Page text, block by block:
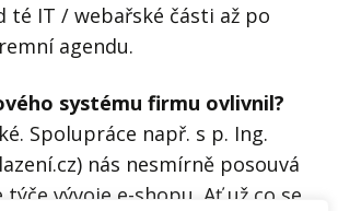
té IT / webařské části až po
agendu.
systému firmu ovlivnil?
Spolupráce např. s p. Ing.
nás nesmírně posouvá
vývoje e-shopu. Ať už co se